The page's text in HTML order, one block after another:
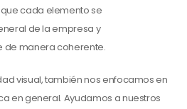
cada elemento se
de la empresa y
de manera coherente.
visual, también nos enfocamos en
en general. Ayudamos a nuestros